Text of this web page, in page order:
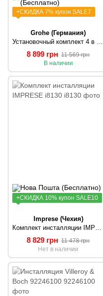
+СКИДКА 7% купон SALE7
Grohe (Германия)
Установочный комплект 4 в 1 для унитаза Grohe Rapid (38772SH0) (38772SH0)
8 899 грн 11 569 грн
В наличии
+СКИДКА 10% купон SALE10
Imprese (Чехия)
8 829 грн 11 478 грн
Нет в наличии